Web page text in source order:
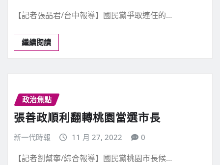
【記者張品君/台中報導】國民黨爭取連任的…
繼續閱讀
政治焦點
張善政順利翻轉桃園當選市長
新一代時報 11 月 27, 2022 0
【記者劉幫寧/綜合報導】國民黨桃園市長候…